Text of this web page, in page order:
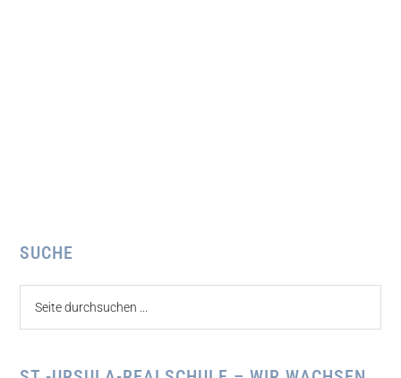
Seitenspalte
SUCHE